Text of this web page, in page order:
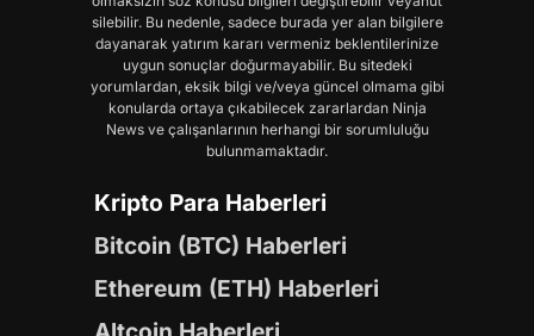
silebilir. Bu nedenle, sadece burada yer alan bilgilere
dayanarak yatırım kararı vermeniz beklentilerinize
uygun sonuçlar doğurmayabilir. Bu sitedeki
yorumlardan, eksik bilgi ve/veya güncel olmama gibi
konularda ortaya çıkabilecek zararlardan Ninja
News ve çalışanlarının herhangi bir sorumluluğu
bulunmamaktadır.
Kripto Para Haberleri
Bitcoin (BTC) Haberleri
Ethereum (ETH) Haberleri